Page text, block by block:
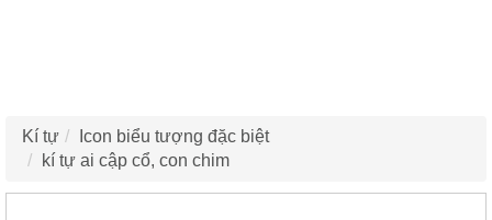
Kí tự
Icon biểu tượng đặc biệt
kí tự ai cập cổ, con chim